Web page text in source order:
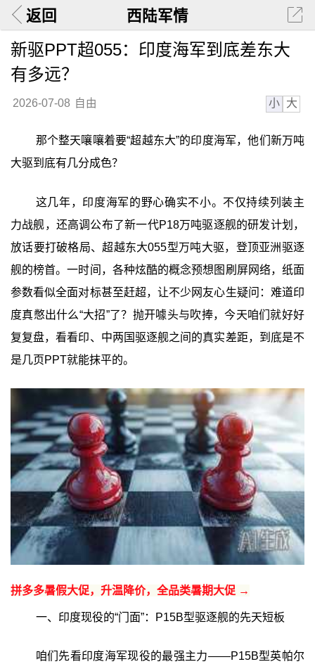
返回 西陆军情
新驱PPT超055：印度海军到底差东大
有多远？
2026-07-08 自由 小 大
那个整天嚷嚷着要“超越东大”的印度海军，他们新万吨
大驱到底有几分成色？
这几年，印度海军的野心确实不小。不仅持续列装主
力战舰，还高调公布了新一代P18万吨驱逐舰的研发计划，
放话要打破格局、超越东大055型万吨大驱，登顶亚洲驱逐
舰的榜首。一时间，各种炫酷的概念预想图刷屏网络，纸面
参数看似全面对标甚至赶超，让不少网友心生疑问：难道印
度真憋出什么“大招”了？抛开噱头与吹捧，今天咱们就好好
复复盘，看看印、中两国驱逐舰之间的真实差距，到底是不
是几页PPT就能抹平的。
拼多多暑假大促，升温降价，全品类暑期大促 →
一、印度现役的“门面”：P15B型驱逐舰的先天短板
咱们先看印度海军现役的最强主力——P15B型英帕尔